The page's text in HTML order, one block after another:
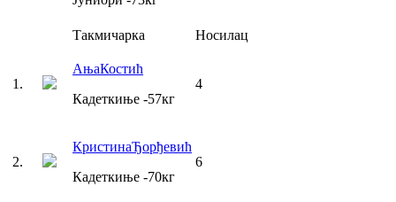
Такмичарка Носилац
1 .
АњаКостић
Кадеткиње -57кг
4
2.
КристинаЂорђевић
Кадеткиње -70кг
6